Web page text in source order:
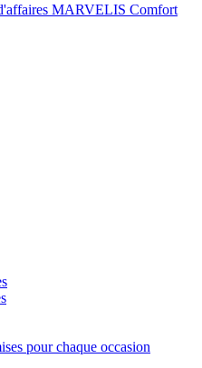
MARVELIS Comfort
pour chaque occasion